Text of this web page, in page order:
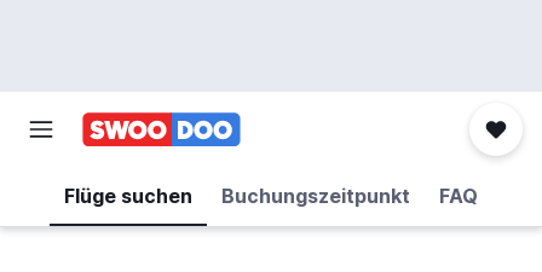
Flüge suchen Buchungszeitpunkt FAQ